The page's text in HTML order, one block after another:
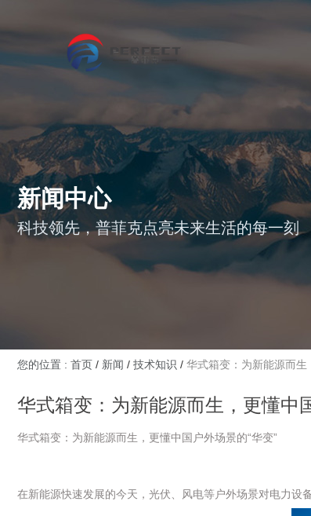
新闻中心
科技领先，普菲克点亮未来生活的每一刻
您的位置 : 首页 / 新闻 / 技术知识 / 华式箱变：为新能源而生
华式箱变：为新能源而生，更懂中
华式箱变：为新能源而生，更懂中国户外场景的“华变”
在新能源快速发展的今天，光伏、风电等户外场景对电力设